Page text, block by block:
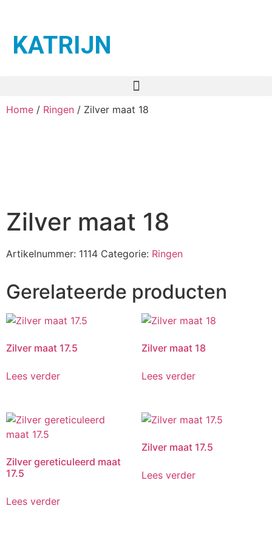
KATRIJN
Home / Ringen / Zilver maat 18
Zilver maat 18
Artikelnummer: 1114 Categorie: Ringen
Gerelateerde producten
Zilver maat 17.5
Lees verder
Zilver maat 18
Lees verder
Zilver gereticuleerd maat
17.5
Lees verder
Zilver maat 17.5
Lees verder